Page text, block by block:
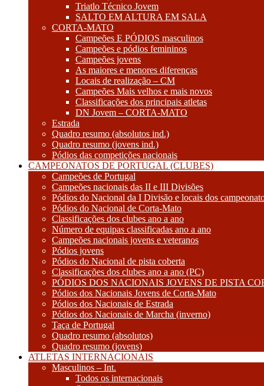
Triatlo Técnico Jovem
SALTO EM ALTURA EM SALA
CORTA-MATO
Campeões E PÓDIOS masculinos
Campeões e pódios femininos
Campeões jovens
As maiores e menores diferenças
Locais de realização – CM
Campeões Mais velhos e mais novos
Classificações dos principais atletas
DN Jovem – CORTA-MATO
Estrada
Quadro resumo (absolutos ind.)
Quadro resumo (jovens ind.)
Pódios das competições nacionais
CAMPEONATOS DE PORTUGAL (CLUBES)
Campeões de Portugal
Campeões nacionais das II e III Divisões
Pódios do Nacional da I Divisão e locais dos
Pódios do Nacional de Corta-Mato
Classificações dos clubes ano a ano
Número de equipas classificadas ano a ano
Campeões nacionais jovens e veteranos
Pódios jovens
Pódios do Nacional de pista coberta
Classificações dos clubes ano a ano (PC)
PÓDIOS DOS NACIONAIS JOVENS DE PISTA
Pódios dos Nacionais Jovens de Corta-Mato
Pódios dos Nacionais de Estrada
Pódios dos Nacionais de Marcha (inverno)
Taça de Portugal
Quadro resumo (absolutos)
Quadro resumo (jovens)
ATLETAS INTERNACIONAIS
Masculinos – Int.
Todos os internacionais